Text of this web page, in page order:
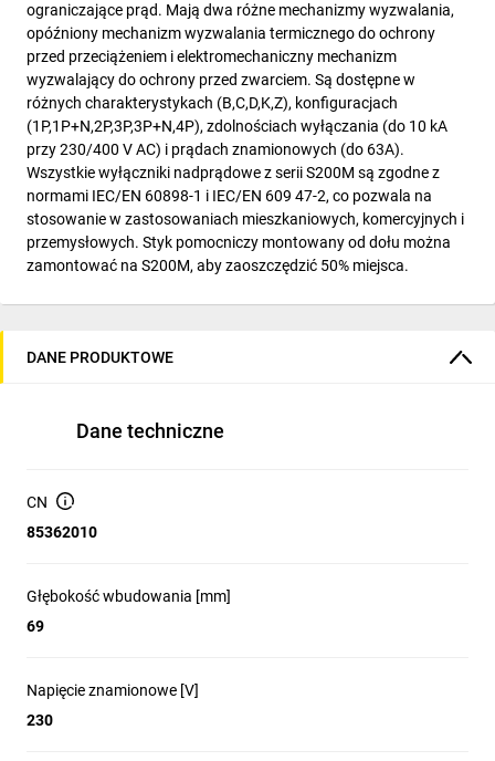
ograniczające prąd. Mają dwa różne mechanizmy wyzwalania,
opóźniony mechanizm wyzwalania termicznego do ochrony
przed przeciążeniem i elektromechaniczny mechanizm
wyzwalający do ochrony przed zwarciem. Są dostępne w
różnych charakterystykach (B,C,D,K,Z), konfiguracjach
(1P,1P+N,2P,3P,3P+N,4P), zdolnościach wyłączania (do 10 kA
przy 230/400 V AC) i prądach znamionowych (do 63A).
Wszystkie wyłączniki nadprądowe z serii S200M są zgodne z
normami IEC/EN 60898-1 i IEC/EN 609 47-2, co pozwala na
stosowanie w zastosowaniach mieszkaniowych, komercyjnych i
przemysłowych. Styk pomocniczy montowany od dołu można
zamontować na S200M, aby zaoszczędzić 50% miejsca.
DANE PRODUKTOWE
Dane techniczne
CN
85362010
Głębokość wbudowania [mm]
69
Napięcie znamionowe [V]
230